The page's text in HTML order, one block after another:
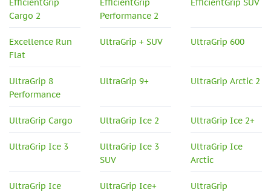
EfficientGrip
Cargo 2
EfficientGrip
Performance 2
EfficientGrip SUV
Excellence Run
Flat
UltraGrip + SUV UltraGrip 600
UltraGrip 8
Performance
UltraGrip 9+ UltraGrip Arctic 2
UltraGrip Cargo UltraGrip Ice 2 UltraGrip Ice 2+
UltraGrip Ice 3
UltraGrip Ice 3
SUV
UltraGrip Ice
Arctic
UltraGrip Ice
UltraGrip Ice+
UltraGrip